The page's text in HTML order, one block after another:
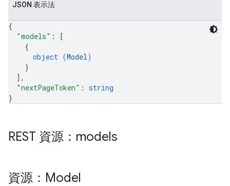
JSON 表示法
{
"models" :
[
{
object (Model)
}
] ,
"nextPageToken" : string
}
REST 資源：models
資源：Model